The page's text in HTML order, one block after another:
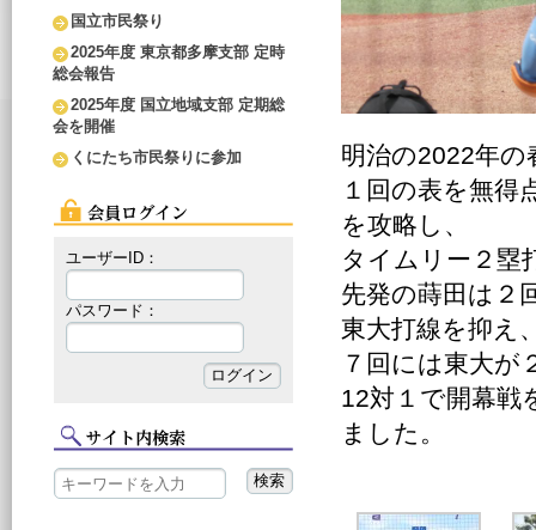
明治の2022年
１回の表を無得
を攻略し、
タイムリー２塁
先発の蒔田は２
東大打線を抑え
７回には東大が
12対１で開幕戦
ました。
国立市民祭り
2025年度 東京都多摩支部 定時
総会報告
2025年度 国立地域支部 定期総
会を開催
くにたち市民祭りに参加
ユーザーID：
パスワード：